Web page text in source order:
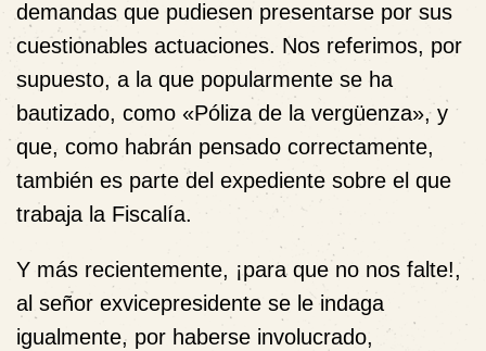
demandas que pudiesen presentarse por sus
cuestionables actuaciones. Nos referimos, por
supuesto, a la que popularmente se ha
bautizado, como «Póliza de la vergüenza», y
que, como habrán pensado correctamente,
también es parte del expediente sobre el que
trabaja la Fiscalía.
Y más recientemente, ¡para que no nos falte!,
al señor exvicepresidente se le indaga
igualmente, por haberse involucrado,